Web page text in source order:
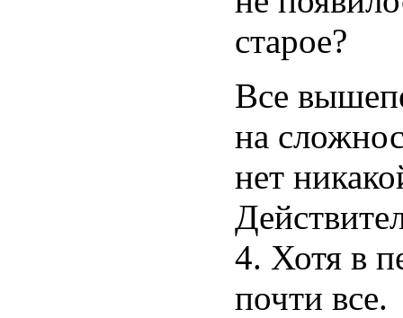
старое?
Все
на
нет
4. Хотя в
почти все.